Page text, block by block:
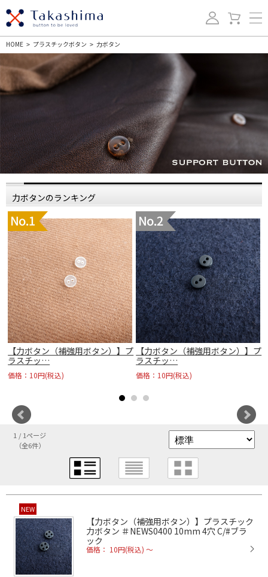
HOME > プラスチックボタン > 力ボタン
力ボタンのランキング
【力ボタン（補強用ボタン）】プ
ラスチッ…
価格：10円(税込)
【力ボタン（補強用ボタン）】プ
ラスチッ…
価格：10円(税込)
1 / 1ページ
（全6件）
NEW
【力ボタン（補強用ボタン）】プラスチック
力ボタン ＃NEWS0400 10mm 4穴 C/#ブラ
ック
価格： 10円(税込) ～